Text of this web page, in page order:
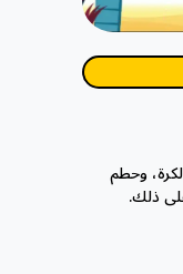
وحطم
ذلك.